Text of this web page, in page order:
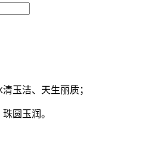
玉洁、天生丽质；
圆玉润。